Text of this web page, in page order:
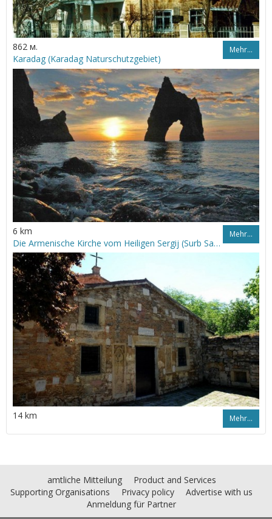
862 м. Mehr…
Karadag (Karadag Naturschutzgebiet)
6 km Mehr…
Die Armenische Kirche vom Heiligen Sergij (Surb Sarkis)
14 km Mehr…
amtliche Mitteilung
Product and Services
Supporting Organisations
Privacy policy
Advertise with us
Anmeldung für Partner